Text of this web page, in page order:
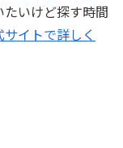
いけど探す時間
イトで詳しく